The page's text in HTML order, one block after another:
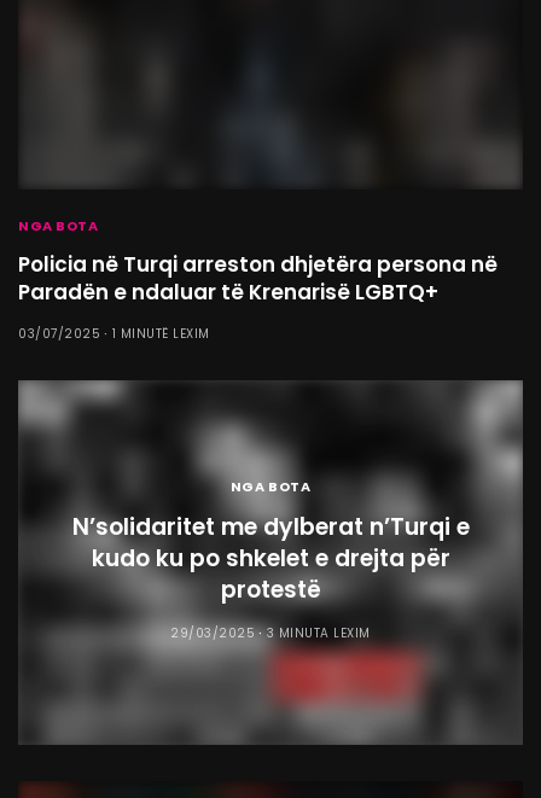
NGA BOTA
Policia në Turqi arreston dhjetëra persona në
Paradën e ndaluar të Krenarisë LGBTQ+
03/07/2025 1 MINUTË LEXIM
NGA BOTA
N’solidaritet me dylberat n’Turqi e
kudo ku po shkelet e drejta për
protestë
29/03/2025 3 MINUTA LEXIM